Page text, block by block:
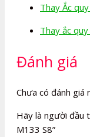
Thay Ắc
Thay ắc
Đánh giá
Chưa có đánh giá
Hãy là người đầu
M133 S8”